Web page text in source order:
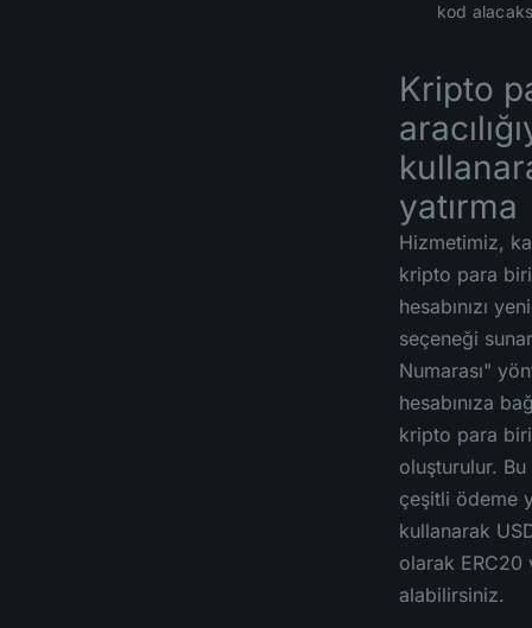
kod
Kripto
yatırma
Hizmetimiz,
kripto para
hesabınızı
seçeneği
Numarası"
hesabınıza
kripto para
oluşturulur.
çeşitli ödeme
kullanarak
olarak ERC20
alabilirsiniz.